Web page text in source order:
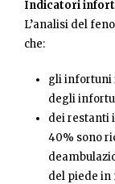
Indicatori
L’analisi del
che:
gli infortuni
degli
dei restanti
40% sono
del piede in